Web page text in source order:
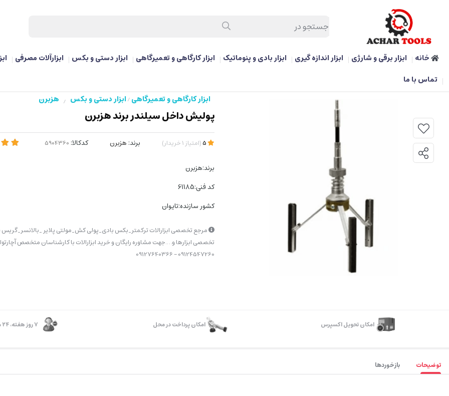
خانه ابزار برقی و شارژی ابزار اندازه گیری ابزار بادی و پنوماتیک ابزار کارگاهی و تعمیرگاهی ابزار دستی و بکس ابزارآلات مصرفی
تماس با ما
ابزار کارگاهی و تعمیرگاهی / ابزار دستی و بکس / هزبرن
پولیش داخل سیلندر برند هزبرن
(امتیاز 1خریدار) برند: هزبرن کدکالا:
برند:هزبرن
کد فنی:61185
کشور سازنده:تایوان
مرجع تخصصی ابزارالات ترکمتر_بکس بادی_پولی کش_مولتی پلایر
تخصصی ابزارها و….جهت مشاوره رایگان و خرید ابزارالات با کارشناسان متخصص
09124547260 – 09127640366
اﻣﮑﺎن ﺗﺤﻮﯾﻞ اﮐﺴﭙﺮس امکان پرداخت در محل ۷ روز ﻫﻔﺘﻪ، ۲۴ ﺳﺎﻋﺘﻪ
توضیحات بازخوردها